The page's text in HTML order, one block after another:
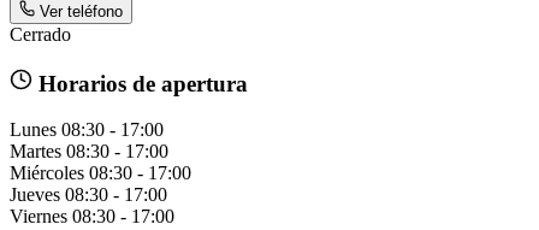
Ver teléfono
Cerrado
Horarios de apertura
Lunes 08:30 - 17:00
Martes 08:30 - 17:00
Miércoles 08:30 - 17:00
Jueves 08:30 - 17:00
Viernes 08:30 - 17:00